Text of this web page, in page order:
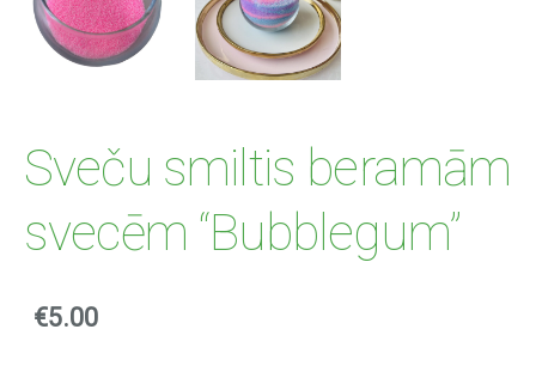
Sveču smiltis beramām
svecēm “Bubblegum”
€5.00